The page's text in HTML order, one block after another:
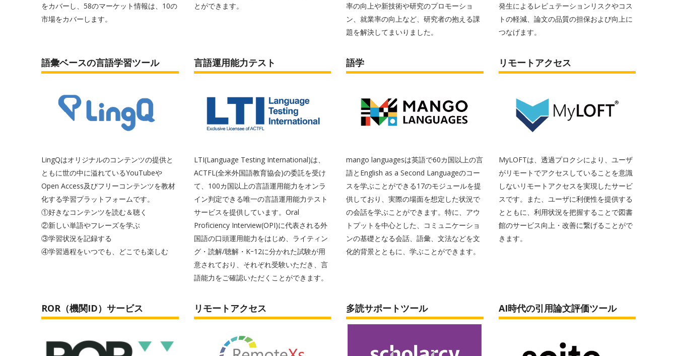
をカバーし、58のマーケット情報は、10の
市場をカバーします。
とができます。
率の向上や新技術や研究のプロモーショ
ン、就業率の向上など、研究者の抱える課
題を解決してまいりました。
発生によるレピュテーションリスクやコス
トの軽減、論文の品質の担保および向上に
つなげます。
語彙ベースの言語学習ツール
LingQはオリジナルのコンテンツの提供と
ともに世の中に溢れているYouTubeや
Open Access及びフリーコンテンツを教材
化する学習プラットフォームです。
①好きなコンテンツを読む＆聴く
②新しい単語やフレーズを学ぶ
③学習状況を記録する
④学習過程をいつでも、どこでも楽しむ
言語運用能力テスト
LTI(Language Testing International)は、
ACTFL(全米外国語教育協会)の委託を受け
て、100カ国以上の言語運用能力をオンラ
イン判定できる唯一の言語運用能力テスト
サービスを提供しています。Oral
Proficiency Interview(OPI)に代表される外
国語の口頭運用能力をはじめ、ライティン
グ・読解/聴解・Kｰ12に分かれた試験が用
意されており、それぞれ受験いただき、言
語能力をご確認いただくことができます。
語学
mango languagesは英語で60カ国以上の言
語とEnglish as a Second Languageのコー
スを学ぶことができる17のモジュールを提
供しており、実際の場面を想定した状況で
の会話を学ぶことができます。特に、アウ
トプットを中心とした、コミュニケーショ
ンの基礎となる会話、語彙、文法などを文
化的背景とともに、学ぶことができます。
リモートアクセス
MyLOFTは、透過プロクシにより、ユーザ
がリモートでアクセスしていることを意識
しないリモートアクセスを実現したサービ
スです。また、ユーザに利便性を提供する
とともに、利用状況を把握することで図書
館のサービス向上・改善に繋げることがで
きます。
ROR（機関ID）サービス リモートアクセス 多読サポートツール AI時代の引用論文評価ツール